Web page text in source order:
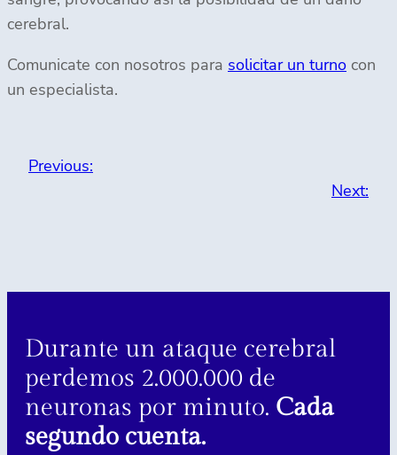
cerebral.
Comunicate con nosotros para solicitar un turno con
un especialista.
Previous:
Next:
Durante un ataque cerebral
perdemos 2.000.000 de
neuronas por minuto. Cada
segundo cuenta.